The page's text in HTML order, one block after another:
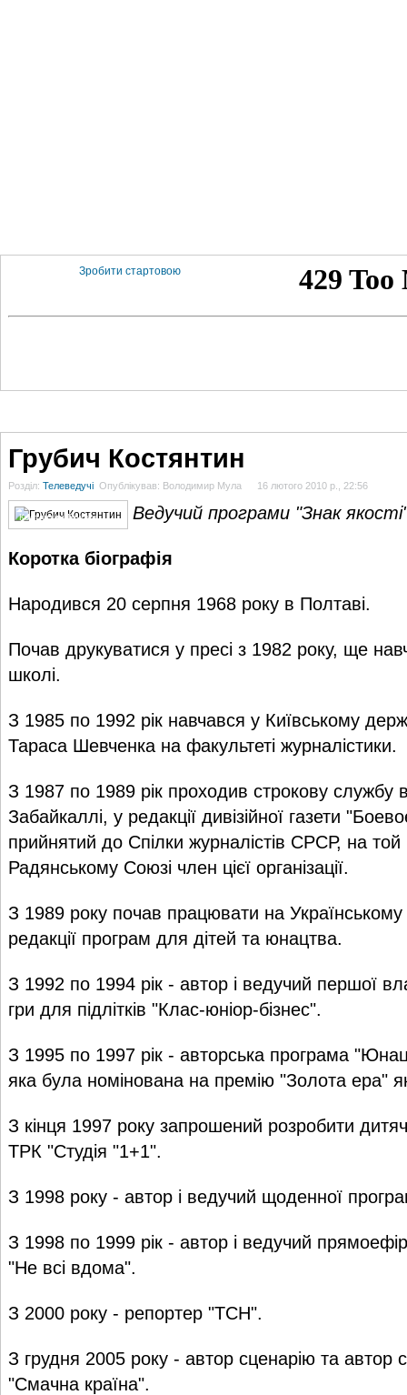
Зробити стартовою
Грубич Костянтин
Розділ: Телеведучі Опублікував: Володимир Мула 16 лютого 2010 р., 22:56
Костянтин Грубич Ведучий програми "Знак
Коротка біографія
Народився 20 серпня 1968 року в Полтаві.
Почав друкуватися у пресі з 1982 року, ще
школі.
З 1985 по 1992 рік навчався у Київському
Тараса Шевченка на факультеті журналістики.
З 1987 по 1989 рік проходив строкову службу
Забайкаллі, у редакції дивізійної газети
прийнятий до Спілки журналістів СРСР, на
Радянському Союзі член цієї організації.
З 1989 року почав працювати на Українському
редакції програм для дітей та юнацтва.
З 1992 по 1994 рік - автор і ведучий першої
гри для підлітків "Клас-юніор-бізнес".
З 1995 по 1997 рік - авторська програма
яка була номінована на премію "Золота ера"
З кінця 1997 року запрошений розробити
ТРК "Студія "1+1".
З 1998 року - автор і ведучий щоденної
З 1998 по 1999 рік - автор і ведучий
"Не всі вдома".
З 2000 року - репортер "ТСН".
З грудня 2005 року - автор сценарію та автор
"Смачна країна".